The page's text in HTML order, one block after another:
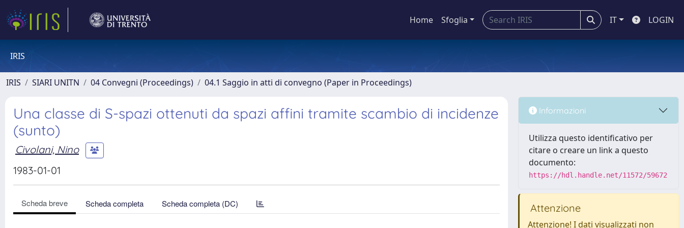
Home Sfoglia IT LOGIN
IRIS
IRIS SIARI UNITN 04 Convegni (Proceedings) 04.1 Saggio in atti di convegno (Paper in Proceedings)
Una classe di S-spazi ottenuti da spazi affini tramite scambio di incidenze
(sunto)
Civolani, Nino
1983-01-01
Scheda breve Scheda completa Scheda completa (DC)
Informazioni
Utilizza questo identificativo per
citare o creare un link a questo
documento:
https://hdl.handle.net/11572/59672
Attenzione
Attenzione! I dati visualizzati non